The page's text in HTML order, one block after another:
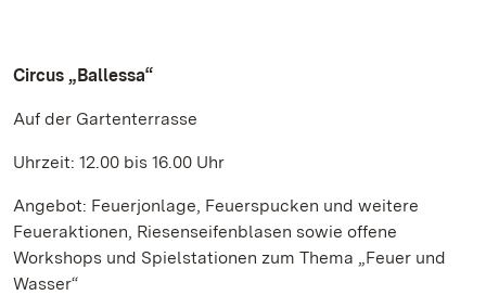
Circus „Ballessa“
Auf der Gartenterrasse
Uhrzeit: 12.00 bis 16.00 Uhr
Angebot: Feuerjonlage, Feuerspucken und weitere
Feueraktionen, Riesenseifenblasen sowie offene
Workshops und Spielstationen zum Thema „Feuer und
Wasser“